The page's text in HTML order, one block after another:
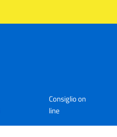
Consiglio on
line